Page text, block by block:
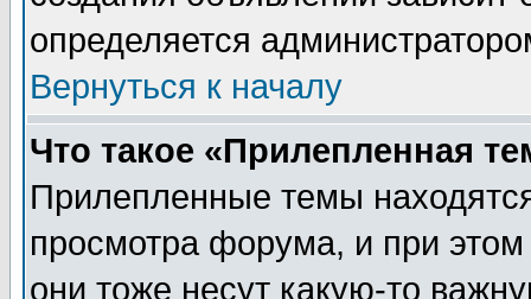
определяется
Вернуться к началу
Что такое «Прилепленная
Прилепленные темы
просмотра форума, и при
они тоже несут какую-то